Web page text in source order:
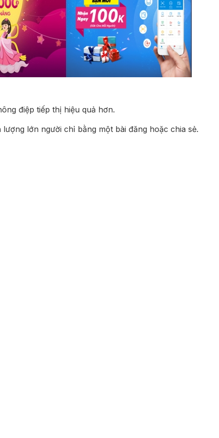
điệp tiếp thị hiệu quả hơn.
lớn người chỉ bằng một bài đăng hoặc chia sẻ.